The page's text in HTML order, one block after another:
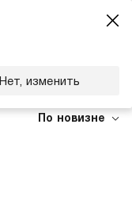
Нет, изменить
По новизне